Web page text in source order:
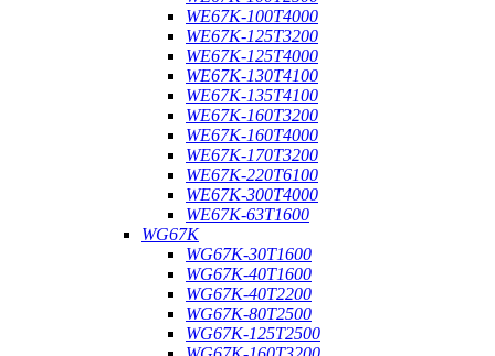
WE67K-100T4000
WE67K-125T3200
WE67K-125T4000
WE67K-130T4100
WE67K-135T4100
WE67K-160T3200
WE67K-160T4000
WE67K-170T3200
WE67K-220T6100
WE67K-300T4000
WE67K-63T1600
WG67K
WG67K-30T1600
WG67K-40T1600
WG67K-40T2200
WG67K-80T2500
WG67K-125T2500